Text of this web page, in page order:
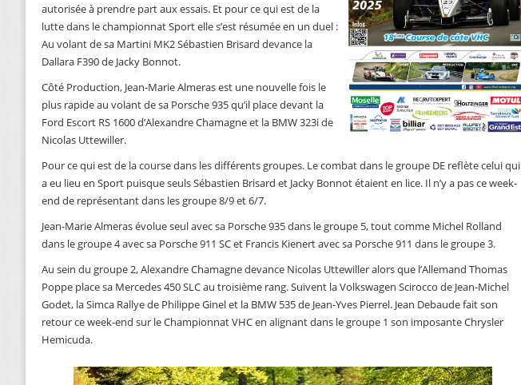
autorisée à prendre part aux essais. Et pour ce qui est de la
lutte dans le championnat Sport elle s’est résumée en un duel :
Au volant de sa Martini MK2 Sébastien Brisard devance la
Dallara F390 de Jacky Bonnot.
Côté Production, Jean-Marie Almeras est une nouvelle fois le
plus rapide au volant de sa Porsche 935 qu’il place devant la
Ford Escort RS 1600 d’Alexandre Chamagne et la BMW 323i de
Nicolas Uttewiller.
Pour ce qui est de la course dans les différents groupes. Le combat dans le groupe DE reflète celui qui
a eu lieu en Sport puisque seuls Sébastien Brisard et Jacky Bonnot étaient en lice. Il n’y a pas ce week-
end de représentant dans les groupe 8/9 et 6/7.
Jean-Marie Almeras évolue seul avec sa Porsche 935 dans le groupe 5, tout comme Michel Rolland
dans le groupe 4 avec sa Porsche 911 SC et Francis Kienert avec sa Porsche 911 dans le groupe 3.
Au sein du groupe 2, Alexandre Chamagne devance Nicolas Uttewiller alors que l’Allemand Thomas
Poppe place sa Mercedes 450 SLC au troisième rang. Suivent la Volkswagen Scirocco de Jean-Michel
Godet, la Simca Rallye de Philippe Ginel et la BMW 535 de Jean-Yves Pierrel. Jean Debaude fait son
retour ce week-end sur le Championnat VHC en alignant dans le groupe 1 son imposante Chrysler
Hemicuda.